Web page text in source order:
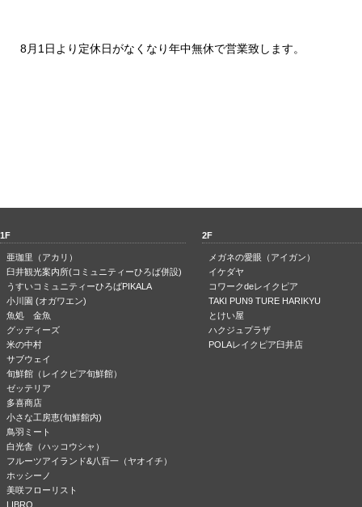
8月1日より定休日がなくなり年中無休で営業致します。
1F
亜珈里（アカリ）
臼井観光案内所(コミュニティーひろば併設)
うすいコミュニティーひろばPIKALA
小川園 (オガワエン)
魚処 金魚
グッディーズ
米の中村
サブウェイ
旬鮮館（レイクピア旬鮮館）
ゼッテリア
多喜商店
小さな工房恵(旬鮮館内)
鳥羽ミート
白光舎（ハッコウシャ）
フルーツアイランド&八百一（ヤオイチ）
ホッシーノ
美咲フローリスト
LIBRO
2F
メガネの愛眼（アイガン）
イケダヤ
コワークdeレイクピア
TAKI PUN9 TURE HARIKYU
とけい屋
ハクジュプラザ
POLAレイクピア臼井店